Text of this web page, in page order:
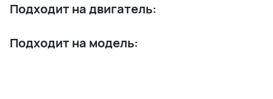
Подходит на двигатель:
Подходит на модель: